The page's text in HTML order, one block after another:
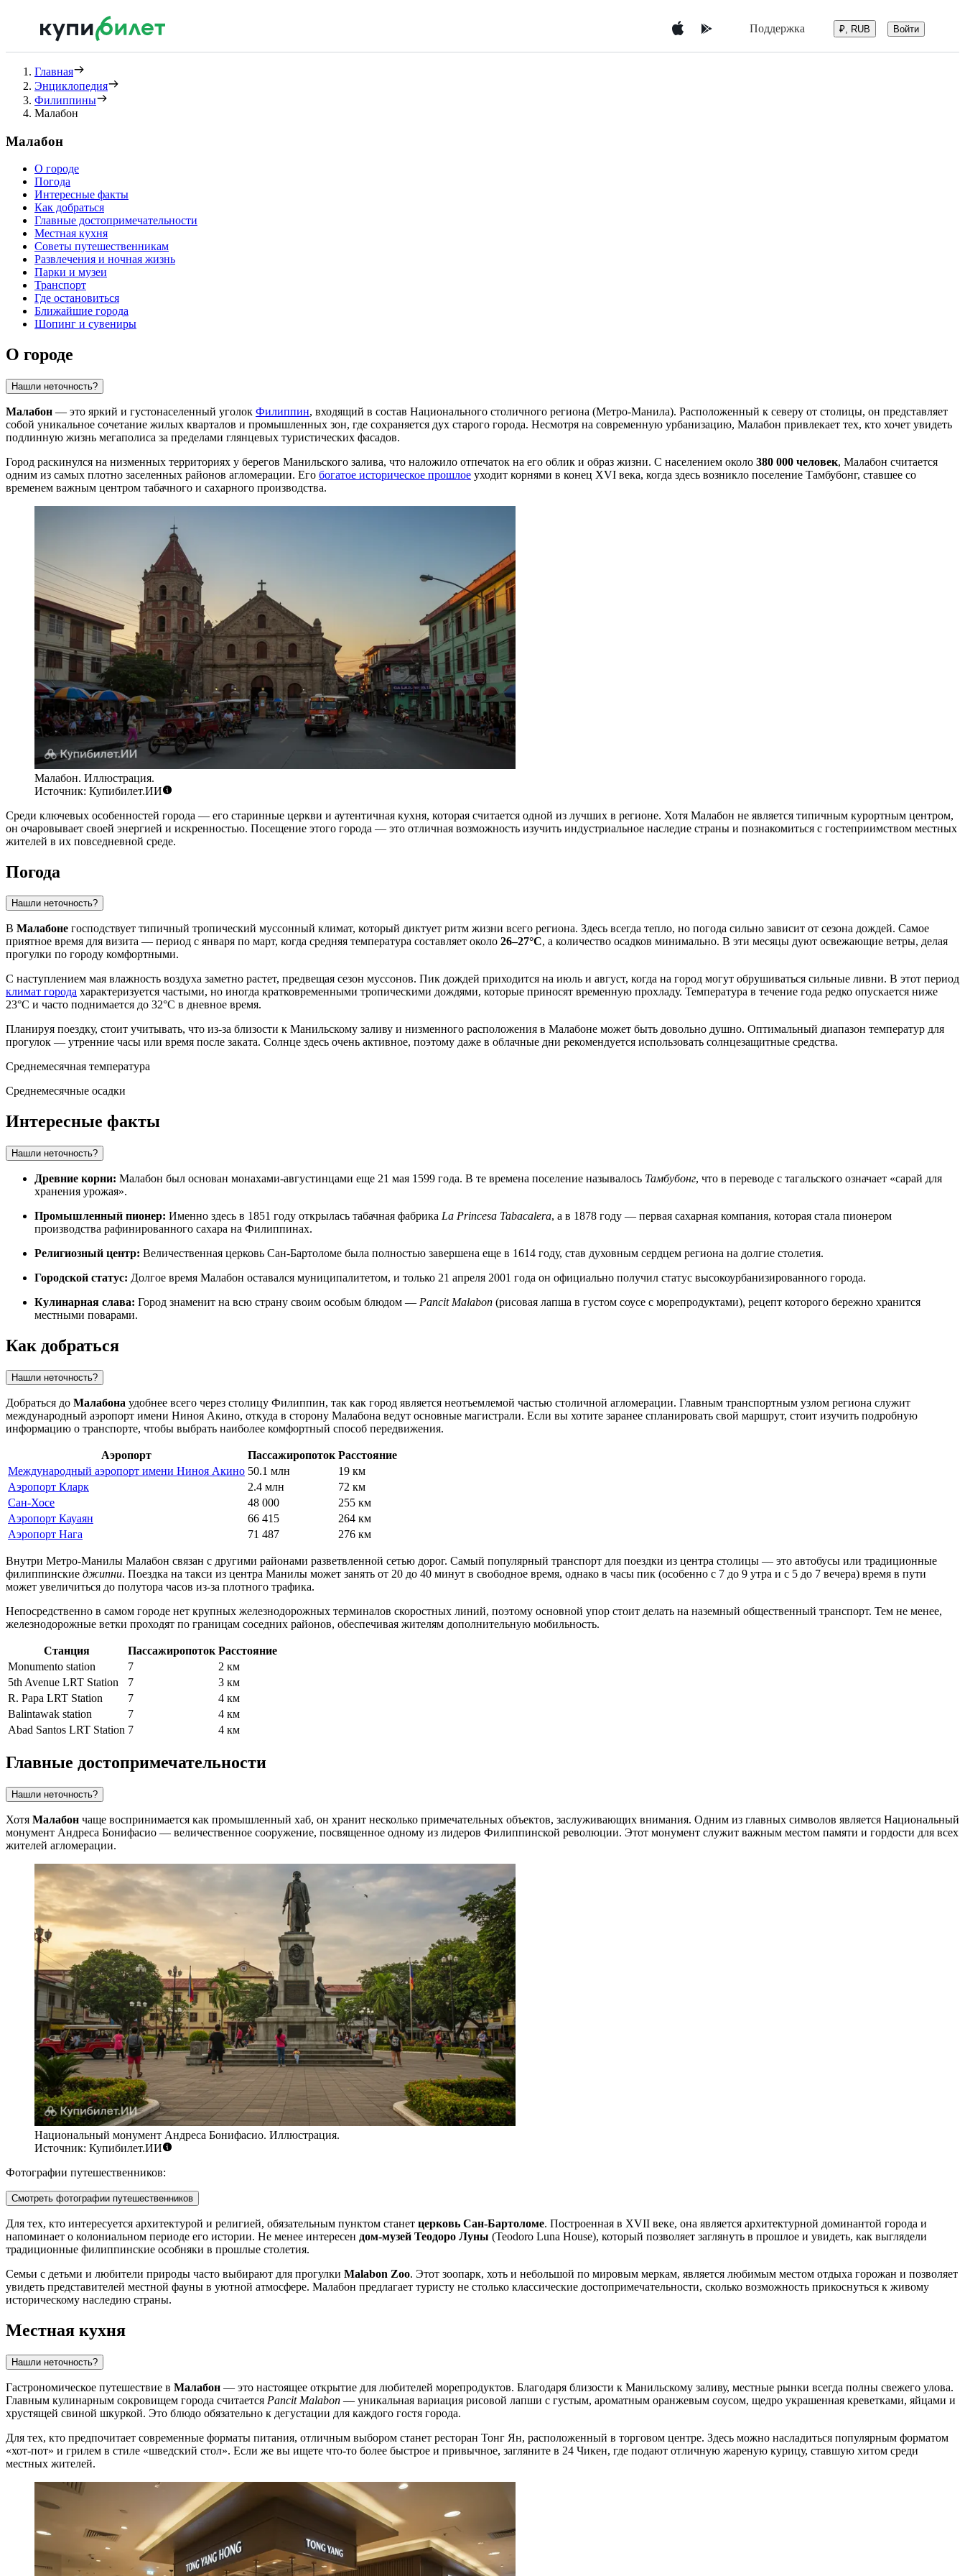
Поддержка ₽, RUB Войти
Главная
Энциклопедия
Филиппины
Малабон
Малабон
О городе
Погода
Интересные факты
Как добраться
Главные достопримечательности
Местная кухня
Советы путешественникам
Развлечения и ночная жизнь
Парки и музеи
Транспорт
Где остановиться
Ближайшие города
Шопинг и сувениры
О городе
Нашли неточность?
Малабон — это яркий и густонаселенный уголок Филиппин, входящий в состав Национального столичного региона (Метро-Манила). Расположенный к северу от столицы, он представляет
собой уникальное сочетание жилых кварталов и промышленных зон, где сохраняется дух старого города. Несмотря на современную урбанизацию, Малабон привлекает тех, кто хочет увидеть
подлинную жизнь мегаполиса за пределами глянцевых туристических фасадов.
Город раскинулся на низменных территориях у берегов Манильского залива, что наложило отпечаток на его облик и образ жизни. С населением около 380 000 человек, Малабон считается
одним из самых плотно заселенных районов агломерации. Его богатое историческое прошлое уходит корнями в конец XVI века, когда здесь возникло поселение Тамбубонг, ставшее со
временем важным центром табачного и сахарного производства.
Малабон. Иллюстрация.
Источник: Купибилет.ИИ
Среди ключевых особенностей города — его старинные церкви и аутентичная кухня, которая считается одной из лучших в регионе. Хотя Малабон не является типичным курортным центром,
он очаровывает своей энергией и искренностью. Посещение этого города — это отличная возможность изучить индустриальное наследие страны и познакомиться с гостеприимством местных
жителей в их повседневной среде.
Погода
Нашли неточность?
В Малабоне господствует типичный тропический муссонный климат, который диктует ритм жизни всего региона. Здесь всегда тепло, но погода сильно зависит от сезона дождей. Самое
приятное время для визита — период с января по март, когда средняя температура составляет около 26–27°C, а количество осадков минимально. В эти месяцы дуют освежающие ветры, делая
прогулки по городу комфортными.
С наступлением мая влажность воздуха заметно растет, предвещая сезон муссонов. Пик дождей приходится на июль и август, когда на город могут обрушиваться сильные ливни. В этот период
климат города характеризуется частыми, но иногда кратковременными тропическими дождями, которые приносят временную прохладу. Температура в течение года редко опускается ниже
23°C и часто поднимается до 32°C в дневное время.
Планируя поездку, стоит учитывать, что из-за близости к Манильскому заливу и низменного расположения в Малабоне может быть довольно душно. Оптимальный диапазон температур для
прогулок — утренние часы или время после заката. Солнце здесь очень активное, поэтому даже в облачные дни рекомендуется использовать солнцезащитные средства.
Среднемесячная температура
Среднемесячные осадки
Интересные факты
Нашли неточность?
Древние корни: Малабон был основан монахами-августинцами еще 21 мая 1599 года. В те времена поселение называлось Тамбубонг, что в переводе с тагальского означает «сарай для
хранения урожая».
Промышленный пионер: Именно здесь в 1851 году открылась табачная фабрика La Princesa Tabacalera, а в 1878 году — первая сахарная компания, которая стала пионером
производства рафинированного сахара на Филиппинах.
Религиозный центр: Величественная церковь Сан-Бартоломе была полностью завершена еще в 1614 году, став духовным сердцем региона на долгие столетия.
Городской статус: Долгое время Малабон оставался муниципалитетом, и только 21 апреля 2001 года он официально получил статус высокоурбанизированного города.
Кулинарная слава: Город знаменит на всю страну своим особым блюдом — Pancit Malabon (рисовая лапша в густом соусе с морепродуктами), рецепт которого бережно хранится
местными поварами.
Как добраться
Нашли неточность?
Добраться до Малабона удобнее всего через столицу Филиппин, так как город является неотъемлемой частью столичной агломерации. Главным транспортным узлом региона служит
международный аэропорт имени Ниноя Акино, откуда в сторону Малабона ведут основные магистрали. Если вы хотите заранее спланировать свой маршрут, стоит изучить подробную
информацию о транспорте, чтобы выбрать наиболее комфортный способ передвижения.
Аэропорт Пассажиропоток Расстояние
Международный аэропорт имени Ниноя Акино 50.1 млн
19 км
Аэропорт Кларк
2.4 млн
72 км
Сан-Хосе
48 000
255 км
Аэропорт Кауаян
66 415
264 км
Аэропорт Нага
71 487 276 км
Внутри Метро-Манилы Малабон связан с другими районами разветвленной сетью дорог. Самый популярный транспорт для поездки из центра столицы — это автобусы или традиционные
филиппинские джипни. Поездка на такси из центра Манилы может занять от 20 до 40 минут в свободное время, однако в часы пик (особенно с 7 до 9 утра и с 5 до 7 вечера) время в пути
может увеличиться до полутора часов из-за плотного трафика.
Непосредственно в самом городе нет крупных железнодорожных терминалов скоростных линий, поэтому основной упор стоит делать на наземный общественный транспорт. Тем не менее,
железнодорожные ветки проходят по границам соседних районов, обеспечивая жителям дополнительную мобильность.
Станция Пассажиропоток Расстояние
Monumento station
7
2 км
5th Avenue LRT Station
7
3 км
R. Papa LRT Station
7
4 км
Balintawak station
7
4 км
Abad Santos LRT Station 7 4 км
Главные достопримечательности
Нашли неточность?
Хотя Малабон чаще воспринимается как промышленный хаб, он хранит несколько примечательных объектов, заслуживающих внимания. Одним из главных символов является Национальный
монумент Андреса Бонифасио — величественное сооружение, посвященное одному из лидеров Филиппинской революции. Этот монумент служит важным местом памяти и гордости для всех
жителей агломерации.
Национальный монумент Андреса Бонифасио. Иллюстрация.
Источник: Купибилет.ИИ
Фотографии путешественников:
Смотреть фотографии путешественников
Для тех, кто интересуется архитектурой и религией, обязательным пунктом станет церковь Сан-Бартоломе. Построенная в XVII веке, она является архитектурной доминантой города и
напоминает о колониальном периоде его истории. Не менее интересен дом-музей Теодоро Луны (Teodoro Luna House), который позволяет заглянуть в прошлое и увидеть, как выглядели
традиционные филиппинские особняки в прошлые столетия.
Семьи с детьми и любители природы часто выбирают для прогулки Malabon Zoo. Этот зоопарк, хоть и небольшой по мировым меркам, является любимым местом отдыха горожан и позволяет
увидеть представителей местной фауны в уютной атмосфере. Малабон предлагает туристу не столько классические достопримечательности, сколько возможность прикоснуться к живому
историческому наследию страны.
Местная кухня
Нашли неточность?
Гастрономическое путешествие в Малабон — это настоящее открытие для любителей морепродуктов. Благодаря близости к Манильскому заливу, местные рынки всегда полны свежего улова.
Главным кулинарным сокровищем города считается Pancit Malabon — уникальная вариация рисовой лапши с густым, ароматным оранжевым соусом, щедро украшенная креветками, яйцами и
хрустящей свиной шкуркой. Это блюдо обязательно к дегустации для каждого гостя города.
Для тех, кто предпочитает современные форматы питания, отличным выбором станет ресторан Тонг Ян, расположенный в торговом центре. Здесь можно насладиться популярным форматом
«хот-пот» и грилем в стиле «шведский стол». Если же вы ищете что-то более быстрое и привычное, загляните в 24 Чикен, где подают отличную жареную курицу, ставшую хитом среди
местных жителей.